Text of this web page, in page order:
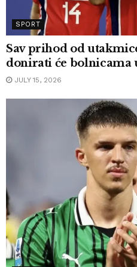
SPORT
Sav prihod od
donirati će bolnicama
JULY 15, 2026